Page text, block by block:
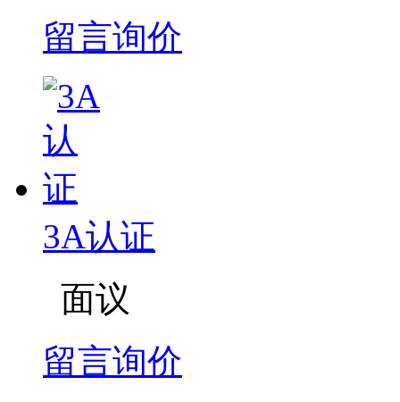
留言询价
3A认证
面议
留言询价